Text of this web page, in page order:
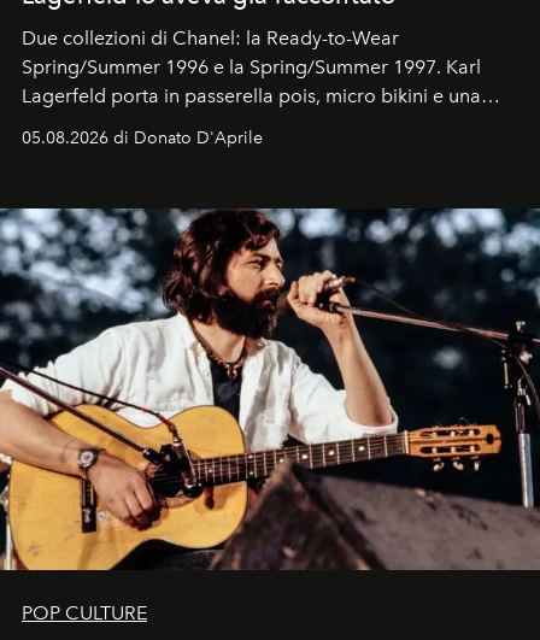
Due collezioni di Chanel: la Ready-to-Wear
Spring/Summer 1996 e la Spring/Summer 1997. Karl
Lagerfeld porta in passerella pois, micro bikini e una
Kate, Claudia e Carla una dietro l'altra. Trent'anni dopo,
uno dei documenti più contemporanei che abbiamo.
05.08.2026 di Donato D'Aprile
POP CULTURE